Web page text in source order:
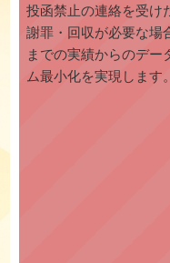
投函禁止の連絡を受け
謝罪・回収が必要な場
までの実績からのデ
ム最小化を実現します。